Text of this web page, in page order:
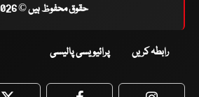
حقوق محفوظ ہیں © 2026
رابطہ کریں پرائیویسی پالیسی